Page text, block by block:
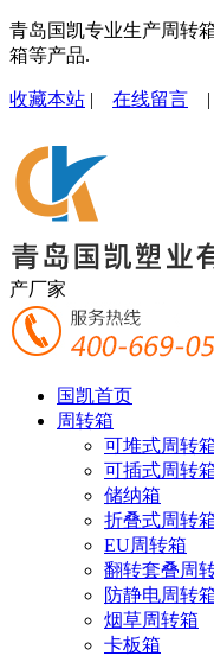
青岛国凯专业生产周转
箱等产品.
收藏本站 | 在线留言
产厂家
国凯首页
周转箱
可堆式周转
可插式周转
储纳箱
折叠式周转
EU周转箱
翻转套叠周
防静电周转
烟草周转箱
卡板箱